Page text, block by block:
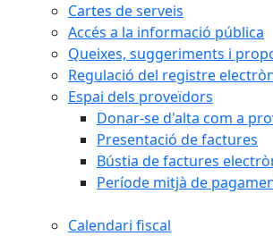
Cartes de serveis
Accés a la informació pública
Queixes, suggeriments i
Regulació del registre
Espai dels proveïdors
Donar-se d'alta com a
Presentació de factures
Bústia de factures
Període mitjà de
Calendari fiscal